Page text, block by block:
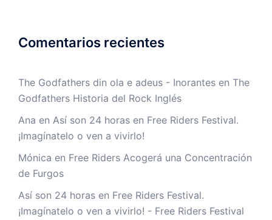
Comentarios recientes
The Godfathers din ola e adeus - Inorantes en The
Godfathers Historia del Rock Inglés
Ana en Así son 24 horas en Free Riders Festival.
¡Imagínatelo o ven a vivirlo!
Mónica en Free Riders Acogerá una Concentración
de Furgos
Así son 24 horas en Free Riders Festival.
¡Imagínatelo o ven a vivirlo! - Free Riders Festival